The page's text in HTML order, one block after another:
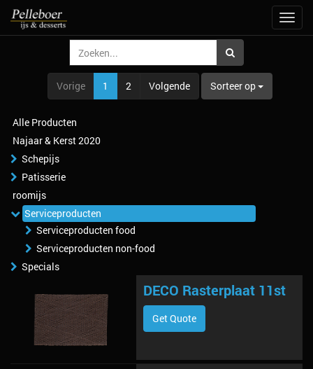
aan/
Vorige 1 2 Volgende Sorteer op
Alle Producten
Najaar & Kerst 2020
Schepijs
Patisserie
roomijs
Serviceproducten
Serviceproducten food
Serviceproducten non-food
Specials
DECO Rasterplaat 11st
Get Quote